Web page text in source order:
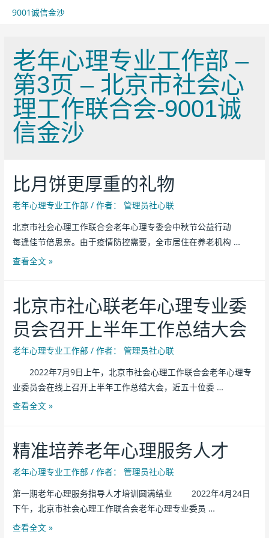
9001诚信金沙
老年心理专业工作部 –
第3页 – 北京市社会心
理工作联合会-9001诚
信金沙
比月饼更厚重的礼物
老年心理专业工作部 / 作者：
管理员社心联
北京市社会心理工作联合会老年心理专委会中秋节公益行动
每逢佳节倍思亲。由于疫情防控需要，全市居住在养老机构 …
查看全文 »
北京市社心联老年心理专业委
员会召开上半年工作总结大会
老年心理专业工作部 / 作者：
管理员社心联
2022年7月9日上午，北京市社会心理工作联合会老年心理专
业委员会在线上召开上半年工作总结大会，近五十位委 …
查看全文 »
精准培养老年心理服务人才
老年心理专业工作部 / 作者：
管理员社心联
第一期老年心理服务指导人才培训圆满结业 2022年4月24日
下午，北京市社会心理工作联合会老年心理专业委员 …
查看全文 »